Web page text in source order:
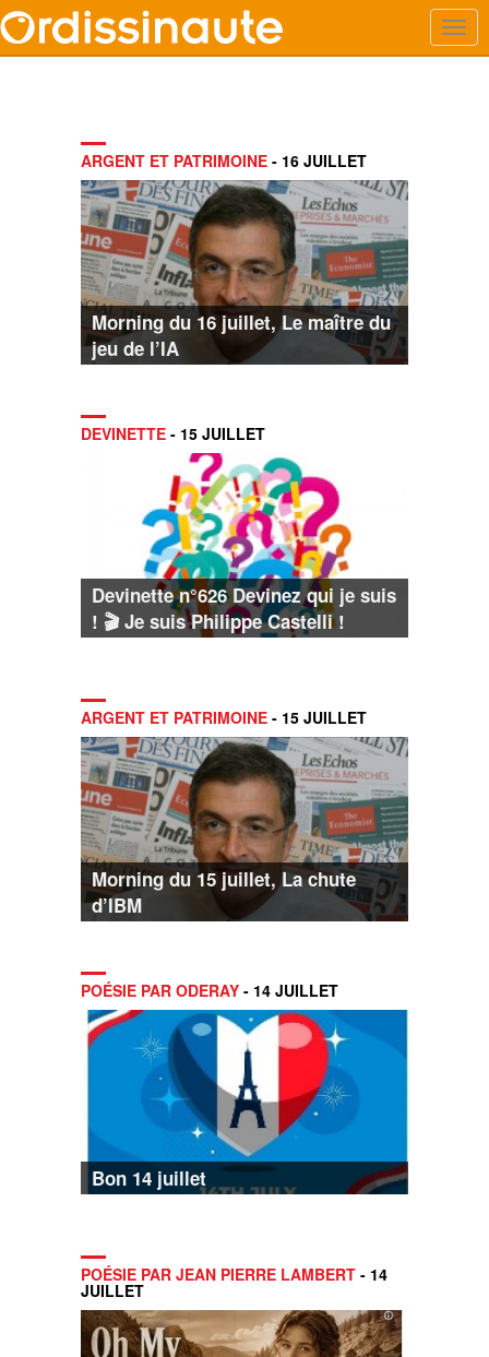
ARGENT ET PATRIMOINE - 16 JUILLET
Morning du 16 juillet, Le maître du
jeu de l’IA
DEVINETTE - 15 JUILLET
Devinette n°626 Devinez qui je suis
! 🎬 Je suis Philippe Castelli !
ARGENT ET PATRIMOINE - 15 JUILLET
Morning du 15 juillet, La chute
d’IBM
POÉSIE PAR ODERAY - 14 JUILLET
Bon 14 juillet
POÉSIE PAR JEAN PIERRE LAMBERT - 14
JUILLET